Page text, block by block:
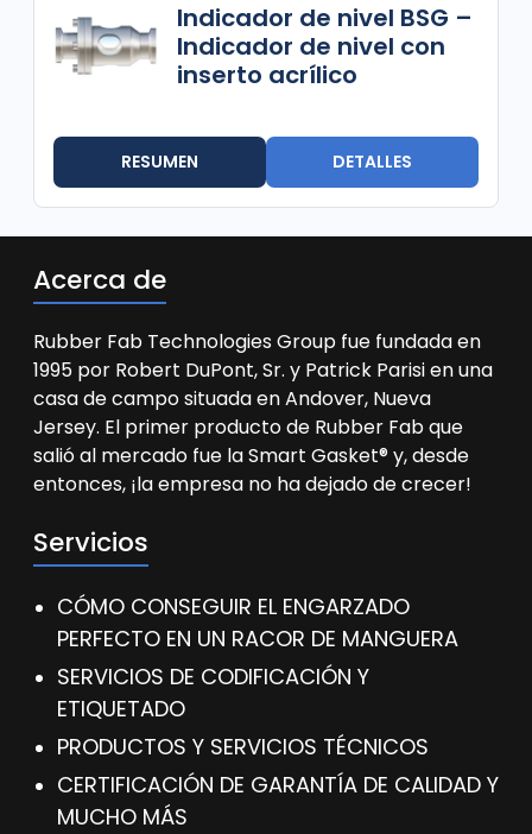
Indicador de nivel BSG –
Indicador de nivel con
inserto acrílico
RESUMEN DETALLES
Acerca de
Rubber Fab Technologies Group fue fundada en
1995 por Robert DuPont, Sr. y Patrick Parisi en una
casa de campo situada en Andover, Nueva
Jersey. El primer producto de Rubber Fab que
salió al mercado fue la Smart Gasket® y, desde
entonces, ¡la empresa no ha dejado de crecer!
Servicios
CÓMO CONSEGUIR EL ENGARZADO
PERFECTO EN UN RACOR DE MANGUERA
SERVICIOS DE CODIFICACIÓN Y
ETIQUETADO
PRODUCTOS Y SERVICIOS TÉCNICOS
CERTIFICACIÓN DE GARANTÍA DE CALIDAD Y
MUCHO MÁS